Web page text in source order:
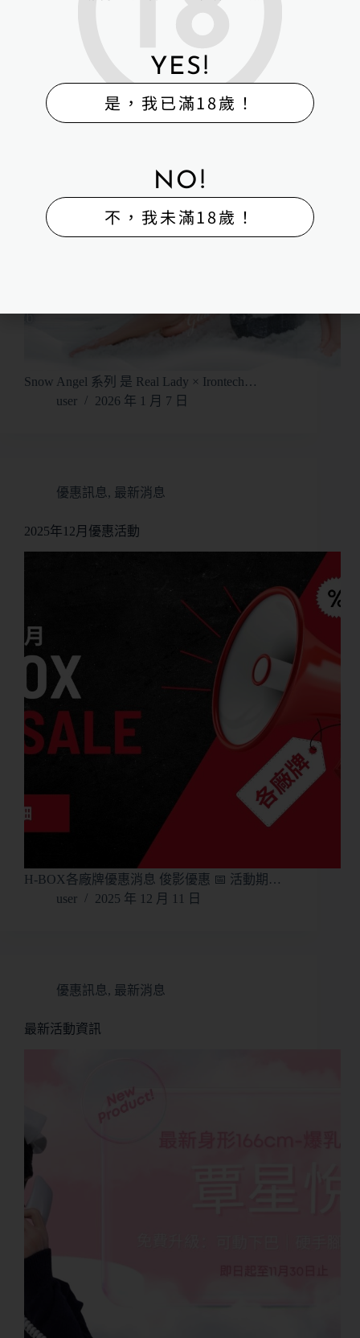
鐵藝 (Irontech Doll)Snow Angel 系列限時 9 折！
Snow Angel 系列 是 Real Lady × Irontech…
user
2026 年 1 月 7 日
優惠訊息, 最新消息
2025年12月優惠活動
H-BOX各廠牌優惠消息 俊影優惠 📅 活動期…
user
2025 年 12 月 11 日
優惠訊息, 最新消息
最新活動資訊
YES!
是，我已滿18歲！
NO!
不，我未滿18歲！